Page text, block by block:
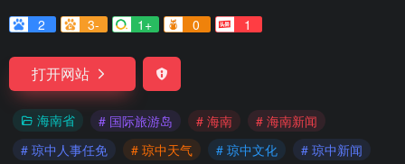
2
3- 1+ 0 1
打开网站
海南省 # 国际旅游岛 # 海南
# 海南新闻
# 琼中人事任免
# 琼中天气 # 琼中文化
# 琼中新闻